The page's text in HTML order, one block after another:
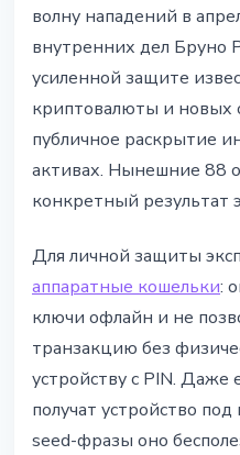
волну нападений в
внутренних дел Бруно
усиленной защите
криптовалюты и новых
публичное раскрытие
активах. Нынешние 88
конкретный результат
Для личной защиты
аппаратные кошельки:
ключи офлайн и не
транзакцию без
устройству с PIN.
получат устройство
seed-фразы оно